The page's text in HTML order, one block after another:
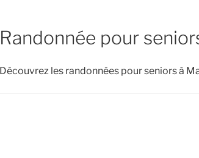
Randonnée pour
Découvrez les randonnées pour seniors à